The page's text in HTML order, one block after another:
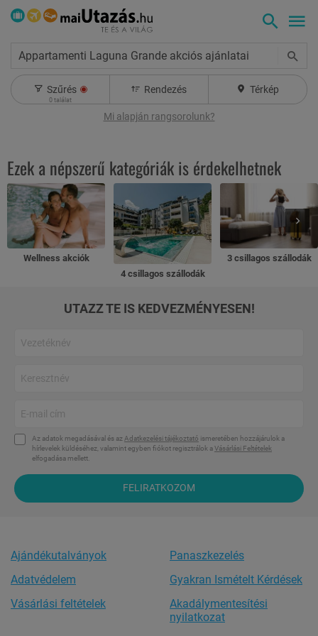
Appartamenti Laguna Grande akciós ajánlatai
Szűrés
0találat
Rendezés Térkép
Mi alapján rangsorolunk?
Ezek a népszerű kategóriák is érdekelhetnek
Wellness akciók
4 csillagos szállodák
3 csillagos szállodák
UTAZZ TE IS KEDVEZMÉNYESEN!
Az adatok megadásával és az Adatkezelési tájékoztató ismeretében hozzájárulok a
hírlevelek küldéséhez, valamint egyben fiókot regisztrálok aVásárlási Feltételek
elfogadása mellett.
FELIRATKOZOM
Ajándékutalványok
Adatvédelem
Vásárlási feltételek
Panaszkezelés
Gyakran Ismételt Kérdések
Akadálymentesítési
nyilatkozat